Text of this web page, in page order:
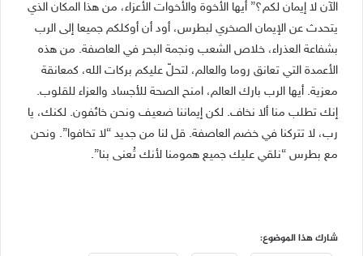
الآن لا إيمان لكم؟” أيها الأخوة والأخوات الأعزاء، من هذا المكان الذي
يتحدث عن الإيمان الصخري لبطرس، أود أن أوكلكم جميعا إلى الرب
بشفاعة العذراء، خلاص الشعب ونجمة البحر في العاصفة. من هذه
الأعمدة التي تعانق روما والعالم، لتحلّ عليكم بركات الله، كمعانقة
معزية. أيها الرب بارك العالم، امنح الصحة للأجساد والعزاء للقلوب.
إنك تطلب منا ألا نخاف. لكن إيماننا ضعيف ونحن خائفون. لكنك، يا
رب، لا تتركنا في خضم العاصفة. قل لنا من جديد “لا تخافوا”. ونحن
مع بطرس “نلقي عليك جميع همومنا لأنك تُعنى بنا”.
شارك هذا الموضوع: